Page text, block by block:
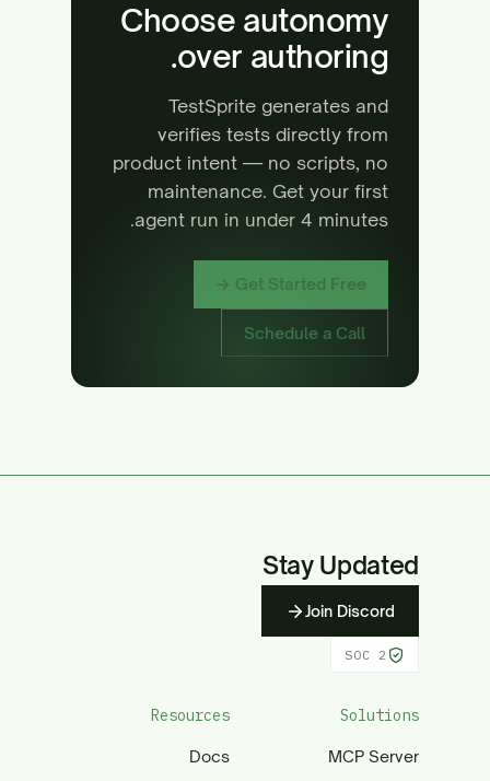
Choose autonomy
over authoring.
TestSprite generates and
verifies tests directly from
product intent — no scripts, no
maintenance. Get your first
agent run in under 4 minutes.
Get Started Free →
Schedule a Call
Stay Updated
Join Discord
SOC 2
Solutions
MCP Server
Resources
Docs